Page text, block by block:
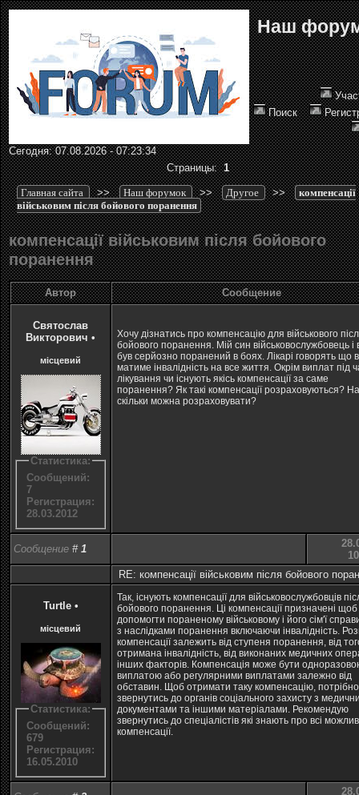
Наш
Поиск
Сегодня: 07.08.2026 - 07:23:34
Страницы:1
Главная сайта >> Наш форумок >> Другое >> компенсації
військовим після бойового поранення
компенсації військовим після бойового
поранення
Автор Сообщение
Святослав
Викторович •
місцевий
Статистика:
Сообщений:
7
Регистрация:
28.03.2012
Хочу дізнатись про компенсацію для військового
бойового поранення. Мій син військовослужбовець і
був серйозно поранений в боях. Лікарі говорять що
матиме інвалідність на все життя. Окрім виплат під
лікування чи існують якісь компенсації за саме
поранення? Як такі компенсації розраховуються? На
скільки можна розраховувати?
Сообщение # 1
RE: компенсації військовим після бойового
Turtle •
місцевий
Статистика:
Сообщений:
679
Регистрация:
16.05.2010
Так, існують компенсації для військовослужбовців
бойового поранення. Ці компенсації призначені щоб
допомогти пораненому військовому і його сім'ї
з наслідками поранення включаючи інвалідність.
компенсації залежить від ступеня поранення, від
отримана інвалідність, від виконаних медичних
інших факторів. Компенсація може бути
виплатою або регулярними виплатами залежно від
обставин. Щоб отримати таку компенсацію, потрібно
звернутись до органів соціального захисту з
документами та іншими матеріалами. Рекомендую
звернутись до спеціалістів які знають про всі
компенсації.